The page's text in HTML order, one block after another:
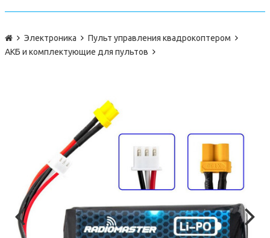
Электроника
Пульт управления квадрокоптером
АКБ и комплектующие для пультов